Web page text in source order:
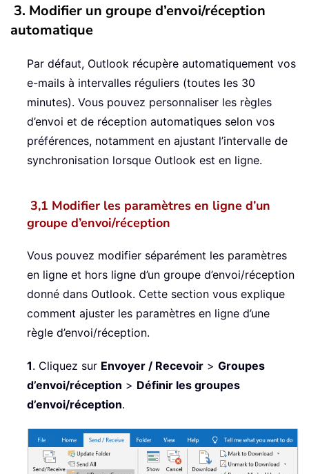
3. Modifier un groupe d’envoi/réception
automatique
Par défaut, Outlook récupère automatiquement vos
e-mails à intervalles réguliers (toutes les 30
minutes). Vous pouvez personnaliser les règles
d’envoi et de réception automatiques selon vos
préférences, notamment en ajustant l’intervalle de
synchronisation lorsque Outlook est en ligne.
3,1 Modifier les paramètres en ligne d’un
groupe d’envoi/réception
Vous pouvez modifier séparément les paramètres
en ligne et hors ligne d’un groupe d’envoi/réception
donné dans Outlook. Cette section vous explique
comment ajuster les paramètres en ligne d’une
règle d’envoi/réception.
1. Cliquez sur Envoyer / Recevoir > Groupes
d’envoi/réception > Définir les groupes
d’envoi/réception.